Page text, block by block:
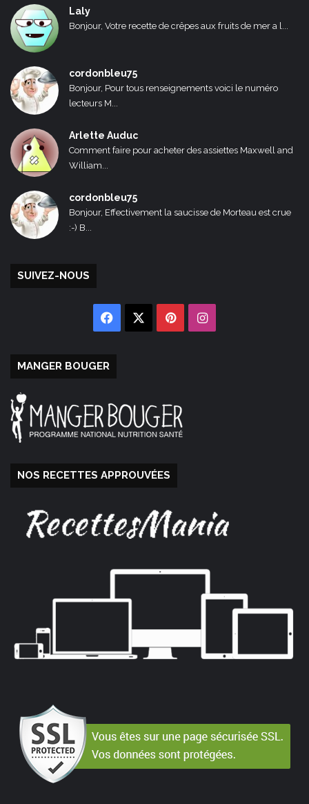
Laly
Bonjour, Votre recette de crêpes aux fruits de mer a l...
cordonbleu75
Bonjour, Pour tous renseignements voici le numéro
lecteurs M...
Arlette Auduc
Comment faire pour acheter des assiettes Maxwell and
William...
cordonbleu75
Bonjour, Effectivement la saucisse de Morteau est crue
:-) B...
SUIVEZ-NOUS
Facebook PinterestInstagram
MANGER BOUGER
NOS RECETTES APPROUVÉES